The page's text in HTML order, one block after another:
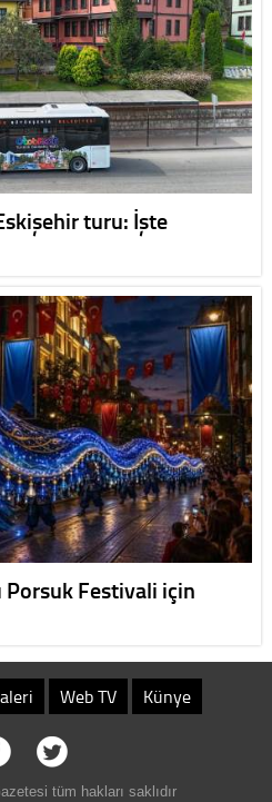
turu: İşte
Porsuk Festivali için
Web TV Künye
tüm hakları saklıdır